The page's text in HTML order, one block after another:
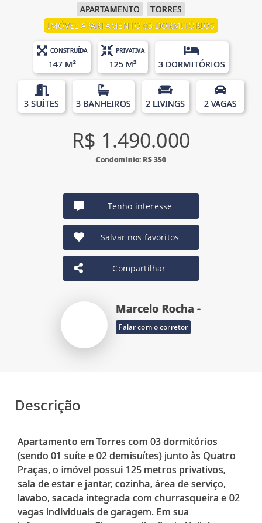
APARTAMENTO
TORRES
IMÓVEL APARTAMENTO 03 DORMITÓRIOS
CONSTRUÍDA
147 M²
PRIVATIVA
125 M² 3 DORMITÓRIOS
3 SUÍTES 3 BANHEIROS 2 LIVINGS 2 VAGAS
R$ 1.490.000
Condomínio: R$ 350
Tenho interesse
Salvar nos favoritos
Compartilhar
Marcelo Rocha -
Falar com o corretor
Descrição
Apartamento em Torres com 03 dormitórios
(sendo 01 suíte e 02 demisuítes) junto às Quatro
Praças, o imóvel possui 125 metros privativos,
sala de estar e jantar, cozinha, área de serviço,
lavabo, sacada integrada com churrasqueira e 02
vagas individuais de garagem. Em sua